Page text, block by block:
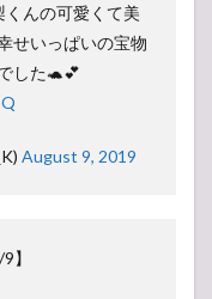
くんの可愛くて美
せいっぱいの宝物
した🐢💕
August 9, 2019
】